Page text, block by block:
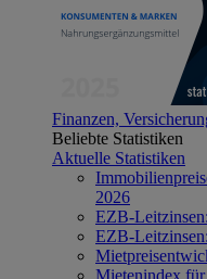
Finanzen,
Beliebte Statistiken
Aktuelle Statistiken
2026
EZB-
EZB-
Mietenindex